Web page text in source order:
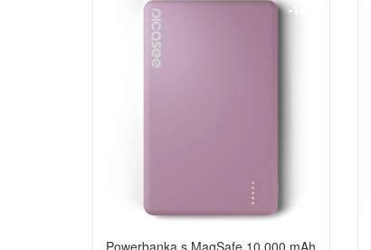
-13%
Powerbanka s MagSafe 10 000 mAh